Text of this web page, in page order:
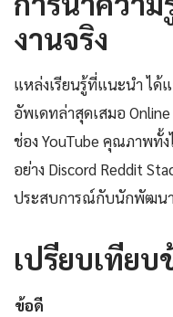
งานจริง
แหล่งเรียนรู้ที่แนะนำ ได้
อัพเดทล่าสุดเสมอ Online
ช่อง YouTube คุณภาพทั้
อย่าง Discord Reddit
ประสบการณ์กับนักพัฒน
เปรียบเทีย
ข้อดี